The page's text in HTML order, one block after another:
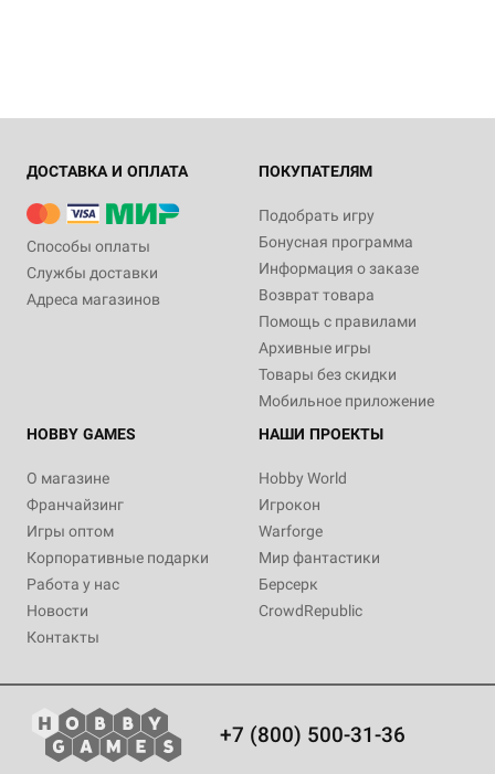
ДОСТАВКА И ОПЛАТА
Способы оплаты
Службы доставки
Адреса магазинов
ПОКУПАТЕЛЯМ
Подобрать игру
Бонусная программа
Информация о заказе
Возврат товара
Помощь с правилами
Архивные игры
Товары без скидки
Мобильное приложение
HOBBY GAMES
О магазине
Франчайзинг
Игры оптом
Корпоративные подарки
Работа у нас
Новости
Контакты
НАШИ ПРОЕКТЫ
Hobby World
Игрокон
Warforge
Мир фантастики
Берсерк
CrowdRepublic
+7 (800) 500-31-36